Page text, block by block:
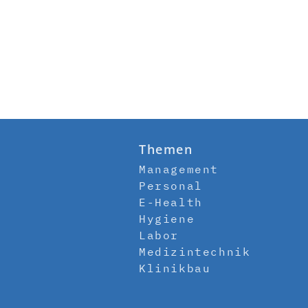
Themen
Management
Personal
E-Health
Hygiene
Labor
Medizintechnik
Klinikbau